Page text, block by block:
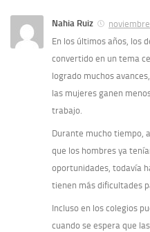
Nahia Ruiz
En los últimos años, los
convertido en un tema
logrado muchos
las mujeres ganen
trabajo.
Durante mucho tiempo,
que los hombres ya
oportunidades, todavía
tienen más dificultades
Incluso en los colegios
cuando se espera que